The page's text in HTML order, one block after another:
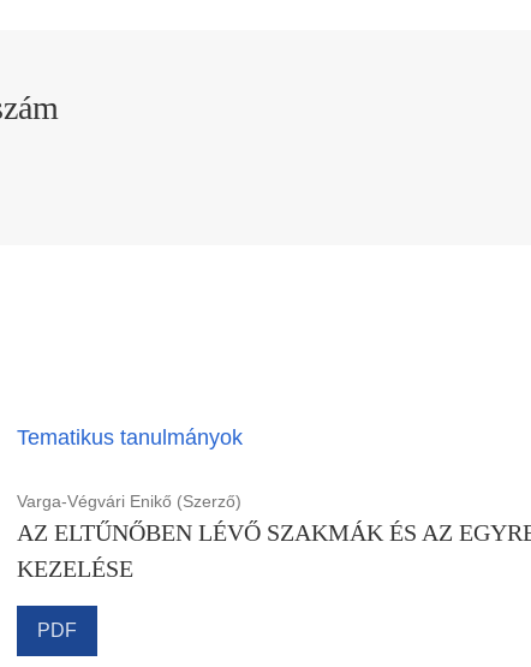
Tematikus tanulmányok
Varga-Végvári Enikő (Szerző)
AZ ELTŰNŐBEN LÉVŐ SZAKMÁK ÉS AZ
KEZELÉSE
PDF